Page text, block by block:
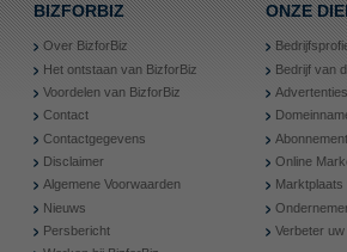
BIZFORBIZ
Over BizforBiz
Het ontstaan van BizforBiz
Voordelen van BizforBiz
Contact
Contactgegevens
Disclaimer
Algemene Voorwaarden
Nieuws
Persbericht
ONZE
Bedrijf van
Advertenties
Online
Verbeter uw